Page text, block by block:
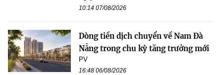
10:14 07/08/2026
Dòng tiền dịch chuyển về Nam Đà
Nẵng trong chu kỳ tăng trưởng mới
PV
16:48 06/08/2026